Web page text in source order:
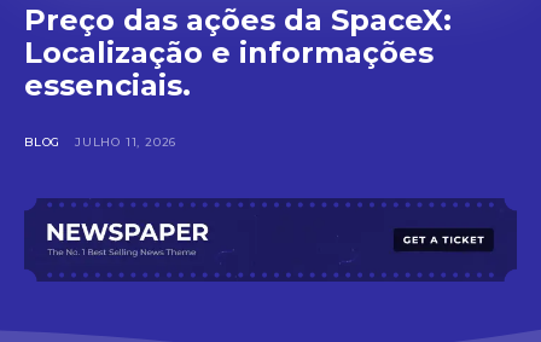
Preço das ações da SpaceX:
Localização e informações
essenciais.
BLOG JULHO 11, 2026